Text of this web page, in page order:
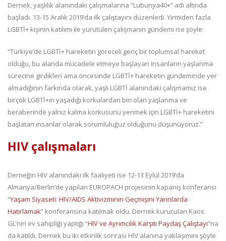
Dernek, yaşlılık alanındaki çalışmalarına “Lubunya40+” adı altında
başladı. 13-15 Aralık 2019’da ilk çalıştayını düzenledi. Yirmiden fazla
LGBTİ+ kişinin katılımı ile yürütülen çalışmanın gündemi ise şöyle:
“Türkiye’de LGBTİ+ hareketin göreceli genç bir toplumsal hareket
olduğu, bu alanda mücadele etmeye başlayan insanların yaşlanma
sürecine girdikleri ama öncesinde LGBTİ+ hareketin gündeminde yer
almadığının farkında olarak, yaşlı LGBTİ alanındaki çalışmamız ise
birçok LGBTİ+ın yaşadığı korkulardan biri olan yaşlanma ve
beraberinde yalnız kalma korkusunu yenmek için LGBTİ+ hareketini
başlatan insanlar olarak sorumluluğuz olduğunu düşünüyoruz.”
HIV çalışmaları
Derneğin HIV alanındaki ilk faaliyeti ise 12-13 Eylül 2019’da
Almanya/Berlin’de yapılan EUROPACH projesinin kapanış konferansı
“Yaşam Siyaseti: HIV/AIDS Aktivizminin Geçmişini Yarınlarda
Hatırlamak” konferansına katılmak oldu. Dernek kurucuları Kaos
GL’nin ev sahipliği yaptığı “HIV ve Ayrımcılık Karşıtı Paydaş Çalıştayı”na
da katıldı. Dernek bu iki etkinlik sonrası HIV alanına yaklaşımını şöyle